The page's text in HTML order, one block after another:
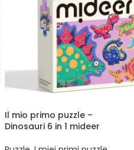
Il mio primo puzzle –
Dinosauri 6 in 1 mideer